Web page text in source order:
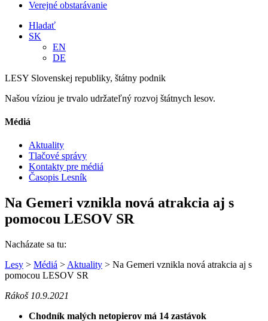
Verejné obstarávanie
Hladať
SK
EN
DE
LESY Slovenskej republiky, štátny podnik
Našou víziou je trvalo udržateľný rozvoj štátnych lesov.
Médiá
Aktuality
Tlačové správy
Kontakty pre médiá
Časopis Lesník
Na Gemeri vznikla nová atrakcia aj s
pomocou LESOV SR
Nacházate sa tu:
Lesy > Médiá > Aktuality > Na Gemeri vznikla nová atrakcia aj s
pomocou LESOV SR
Rákoš 10.9.2021
Chodník malých netopierov má 14 zastávok